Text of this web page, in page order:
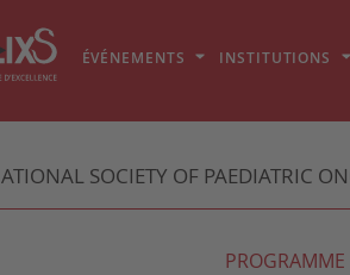
ÉVÉNEMENTS INSTITUTIONS
SOCIETY OF PAEDIATRIC